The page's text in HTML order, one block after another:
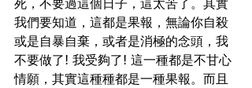
死，不要過這個日子，這太苦了。其實
我們要知道，這都是果報，無論你自殺
或是自暴自棄，或者是消極的念頭，我
不要做了! 我受夠了! 這一種都是不甘心
情願，其實這種種都是一種果報。而且